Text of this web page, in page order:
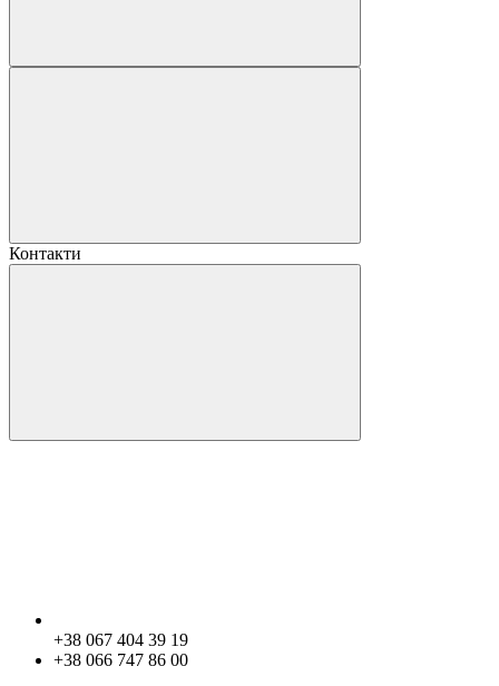
Контакти
+38 067 404 39 19
+38 066 747 86 00